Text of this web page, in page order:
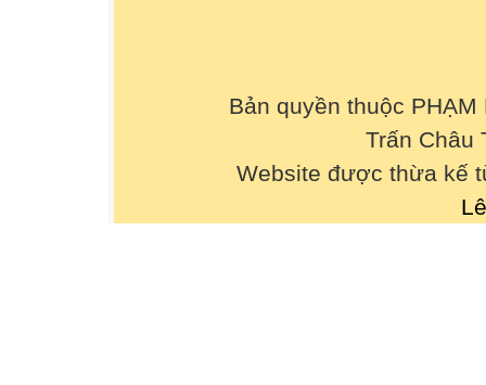
Bản quyền thuộc
Trấn Châu
Website được thừa kế